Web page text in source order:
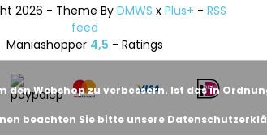
2026 - Theme ByDMWS xPlus+ -RSS
feed
Maniashopper 4,5 - Ratings
Webshop zu verbessern. Ist das in
beachten Sie bitte unsere